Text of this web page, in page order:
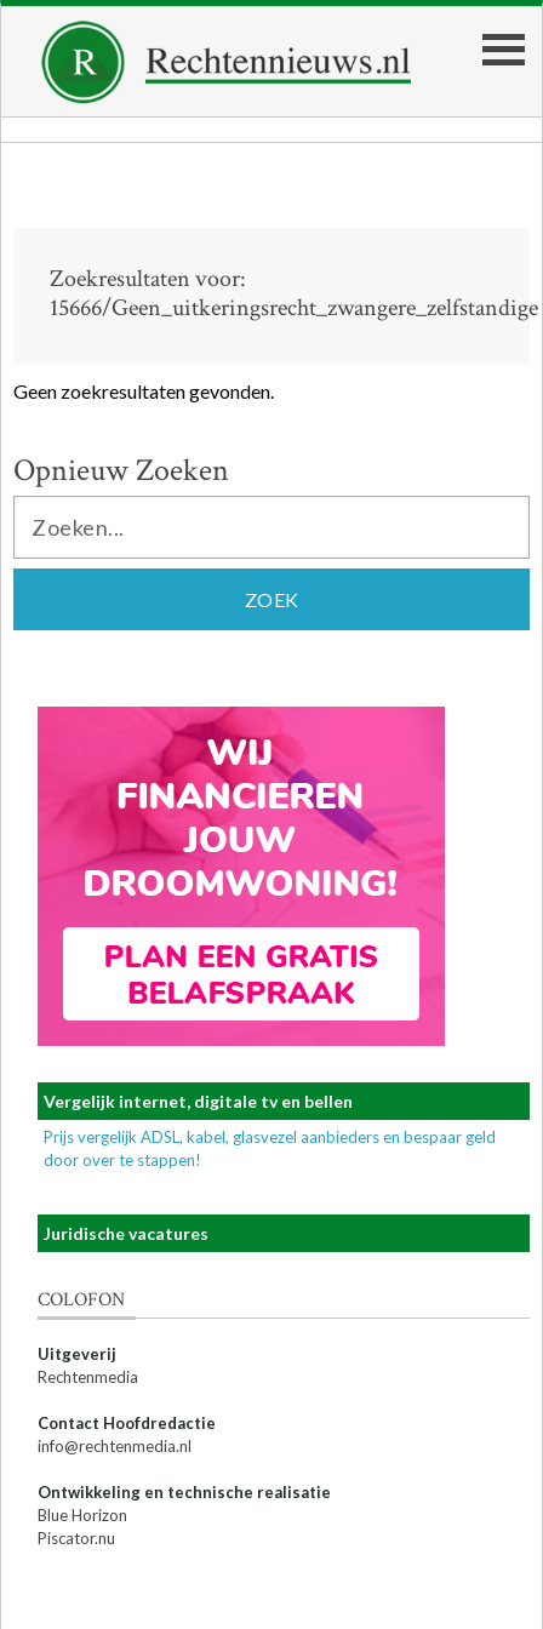
Zoekresultaten voor:
15666/Geen_uitkeringsrecht_zwangere_zelfstandige
Geen zoekresultaten gevonden.
Opnieuw Zoeken
Vergelijk internet, digitale tv en bellen
Prijs vergelijk ADSL, kabel, glasvezel aanbieders en bespaar geld
door over te stappen!
Juridische vacatures
COLOFON
Uitgeverij
Rechtenmedia
Contact Hoofdredactie
info@rechtenmedia.nl
Ontwikkeling en technische realisatie
Blue Horizon
Piscator.nu